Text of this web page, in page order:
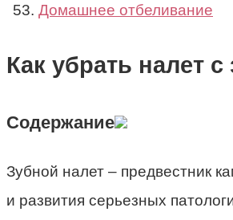
Домашнее отбеливание
Как убрать налет с
Содержание
Зубной налет – предвестник
и развития серьезных